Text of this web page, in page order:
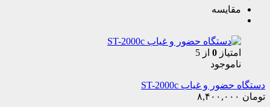
مقایسه
امتیاز 0 از 5
ناموجود
دستگاه حضور و غیاب ST-2000c
تومان